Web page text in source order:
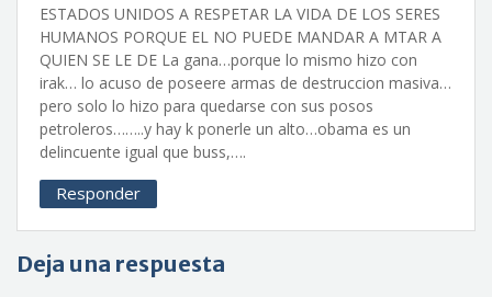
ESTADOS UNIDOS A RESPETAR LA VIDA DE LOS SERES
HUMANOS PORQUE EL NO PUEDE MANDAR A MTAR A
QUIEN SE LE DE La gana…porque lo mismo hizo con
irak… lo acuso de poseere armas de destruccion masiva…
pero solo lo hizo para quedarse con sus posos
petroleros……..y hay k ponerle un alto…obama es un
delincuente igual que buss,….
Responder
Deja una respuesta